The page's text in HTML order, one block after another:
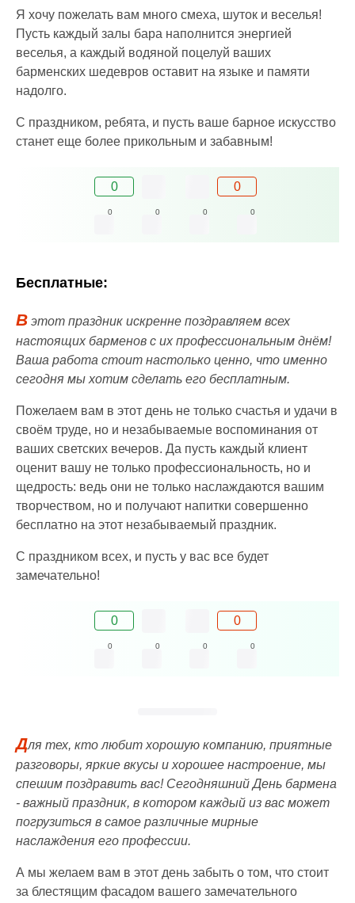
Я хочу пожелать вам много смеха, шуток и веселья!
Пусть каждый залы бара наполнится энергией
веселья, а каждый водяной поцелуй ваших
барменских шедевров оставит на языке и памяти
надолго.
С праздником, ребята, и пусть ваше барное искусство
станет еще более прикольным и забавным!
0 0
0 0 0 0
Бесплатные:
В этот праздник искренне поздравляем всех
настоящих барменов с их профессиональным днём!
Ваша работа стоит настолько ценно, что именно
сегодня мы хотим сделать его бесплатным.
Пожелаем вам в этот день не только счастья и удачи в
своём труде, но и незабываемые воспоминания от
ваших светских вечеров. Да пусть каждый клиент
оценит вашу не только профессиональность, но и
щедрость: ведь они не только наслаждаются вашим
творчеством, но и получают напитки совершенно
бесплатно на этот незабываемый праздник.
С праздником всех, и пусть у вас все будет
замечательно!
0 0
0 0 0 0
Для тех, кто любит хорошую компанию, приятные
разговоры, яркие вкусы и хорошее настроение, мы
спешим поздравить вас! Сегодняшний День бармена
- важный праздник, в котором каждый из вас может
погрузиться в самое различные мирные
наслаждения его профессии.
А мы желаем вам в этот день забыть о том, что стоит
за блестящим фасадом вашего замечательного